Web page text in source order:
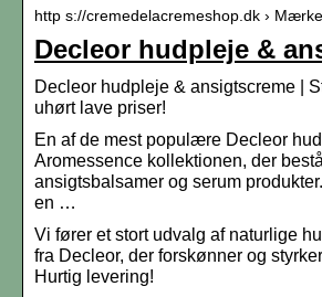
http s://cremedelacremeshop.dk ›
Decleor hudpleje &
Decleor hudpleje & ansigtscreme |
uhørt lave priser!
En af de mest populære Decleor
Aromessence kollektionen, der
ansigtsbalsamer og serum
en …
Vi fører et stort udvalg af naturlige
fra Decleor, der forskønner og
Hurtig levering!